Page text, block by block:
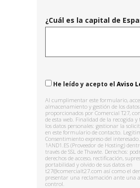
¿Cuál es la capital de
He leído y acepto el Aviso
Al cumplimentar este formulario,
almacenamiento y gestión de los datos
proporcionados por Comercial T27,
de esta web. Finalidad de la recogida
los datos personales: gestionar la
en este formulario de contacto.
Consentimiento expreso del
1AND1.ES (Proveedor de Hosting)
través de SSL de Thawte. Derechos:
derechos de acceso, rectificación,
portabilidad y olvido de sus datos en
t27@comercialt27.com así como el
presentar una reclamación ante una
control.